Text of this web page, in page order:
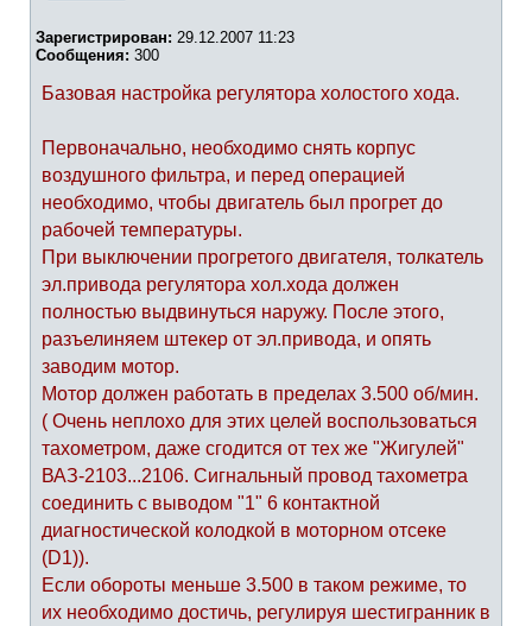
Зарегистрирован: 29.12.2007 11:23
Сообщения: 300
Базовая настройка регулятора холостого хода.
Первоначально, необходимо снять корпус
воздушного фильтра, и перед операцией
необходимо, чтобы двигатель был прогрет до
рабочей температуры.
При выключении прогретого двигателя, толкатель
эл.привода регулятора хол.хода должен
полностью выдвинуться наружу. После этого,
разъелиняем штекер от эл.привода, и опять
заводим мотор.
Мотор должен работать в пределах 3.500 об/мин.
( Очень неплохо для этих целей воспользоваться
тахометром, даже сгодится от тех же "Жигулей"
ВАЗ-2103...2106. Сигнальный провод тахометра
соединить с выводом "1" 6 контактной
диагностической колодкой в моторном отсеке
(D1)).
Если обороты меньше 3.500 в таком режиме, то
их необходимо достичь, регулируя шестигранник в